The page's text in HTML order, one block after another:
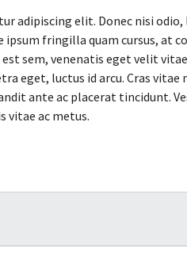
adipiscing elit. Donec nisi
ipsum fringilla quam cursus, at
sem, venenatis eget velit
eget, luctus id arcu. Cras
ante ac placerat tincidunt.
vitae ac metus.